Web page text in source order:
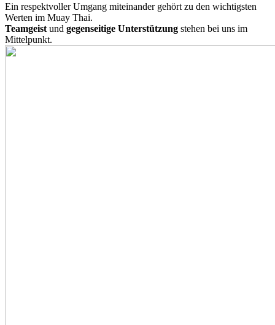
Ein respektvoller Umgang miteinander gehört zu den wichtigsten
Werten im Muay Thai.
Teamgeist und gegenseitige Unterstützung stehen bei uns im
Mittelpunkt.